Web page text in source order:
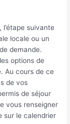
suivante
locale ou un
demande.
options de
Au cours de ce
de vos
de séjour
vous renseigner
sur le calendrier